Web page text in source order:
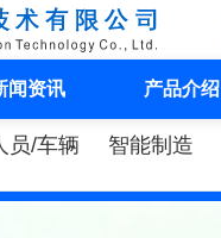
闻资讯 产品介绍
员/车辆 智能制造